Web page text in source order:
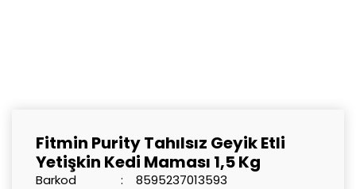
Fitmin Purity Tahılsız Geyik Etli
Yetişkin Kedi Maması 1,5 Kg
Barkod
8595237013593